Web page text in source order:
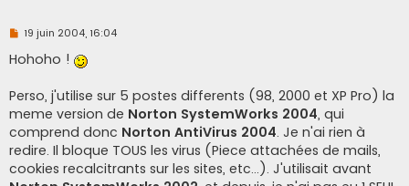
M
s
s
g
e
n
o
n
l
19 juin 2004, 16:04
Hohoho !
Perso, j'utilise sur 5 postes differents (98, 2000 et XP Pro) la
meme version de Norton SystemWorks 2004, qui
comprend donc Norton AntiVirus 2004. Je n'ai rien à
redire. Il bloque TOUS les virus (Piece attachées de mails,
cookies recalcitrants sur les sites, etc...). J'utilisait avant